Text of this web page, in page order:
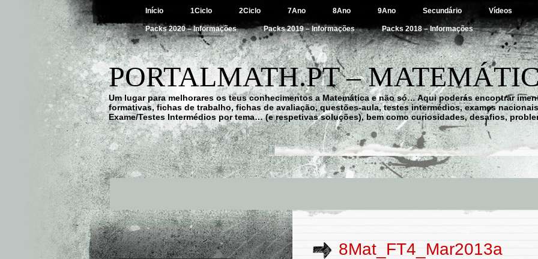
Início 1Ciclo 2Ciclo 7Ano 8Ano 9Ano Secundário Vídeos
Packs 2020 – Informações Packs 2019 – Informações Packs 2018 – Informações
PORTALMATH.PT –
Um lugar para melhorares os teus conhecimentos a Matemática e não só… Aqui poderás encontrar
formativas, fichas de trabalho, fichas de avaliação, questões-aula, testes intermédios, exames
Exame/Testes Intermédios por tema… (e respetivas soluções), bem como curiosidades, desafios,
8Mat_FT4_Mar2013a